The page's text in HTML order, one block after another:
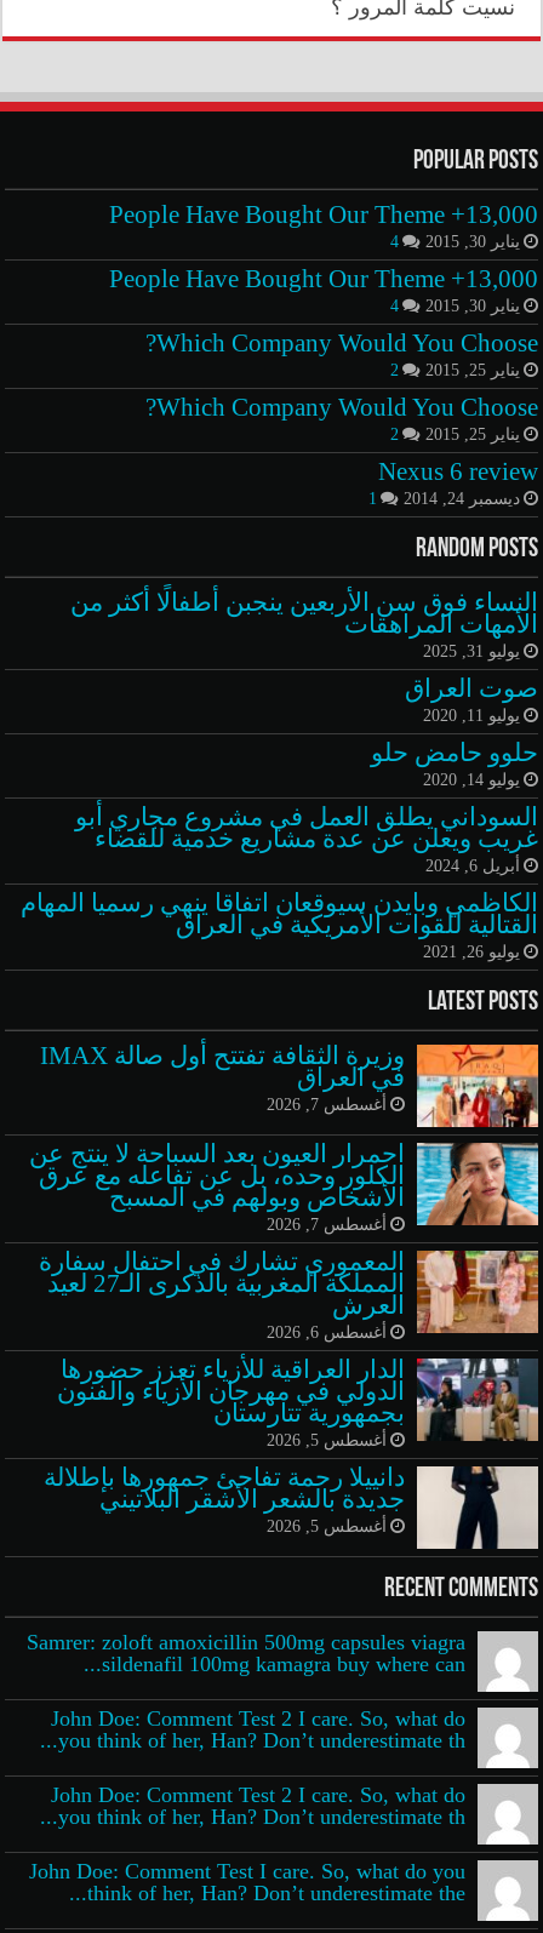
نسيت كلمة المرور ؟
Popular Posts
13,000+ People Have Bought Our Theme
يناير 30, 2015 4
13,000+ People Have Bought Our Theme
يناير 30, 2015 4
Which Company Would You Choose?
يناير 25, 2015 2
Which Company Would You Choose?
يناير 25, 2015 2
Nexus 6 review
ديسمبر 24, 2014 1
Random Posts
النساء فوق سن الأربعين ينجبن أطفالًا أكثر من
الأمهات المراهقات
يوليو 31, 2025
صوت العراق
يوليو 11, 2020
حلوو حامض حلو
يوليو 14, 2020
السوداني يطلق العمل في مشروع مجاري أبو
غريب ويعلن عن عدة مشاريع خدمية للقضاء
أبريل 6, 2024
الكاظمي وبايدن سيوقعان اتفاقا ينهي رسميا المهام
القتالية للقوات الأمريكية في العراق
يوليو 26, 2021
Latest Posts
وزيرة الثقافة تفتتح أول صالة IMAX
في العراق
أغسطس 7, 2026
احمرار العيون بعد السباحة لا ينتج عن
الكلور وحده، بل عن تفاعله مع عرق
الأشخاص وبولهم في المسبح
أغسطس 7, 2026
المعموري تشارك في احتفال سفارة
المملكة المغربية بالذكرى الـ27 لعيد
العرش
أغسطس 6, 2026
الدار العراقية للأزياء تعزز حضورها
الدولي في مهرجان الأزياء والفنون
بجمهورية تتارستان
أغسطس 5, 2026
دانييلا رحمة تفاجئ جمهورها بإطلالة
جديدة بالشعر الأشقر البلاتيني
أغسطس 5, 2026
Recent Comments
Samrer: zoloft amoxicillin 500mg capsules viagra
sildenafil 100mg kamagra buy where can...
John Doe: Comment Test 2 I care. So, what do
you think of her, Han? Don’t underestimate th...
John Doe: Comment Test 2 I care. So, what do
you think of her, Han? Don’t underestimate th...
John Doe: Comment Test I care. So, what do you
think of her, Han? Don’t underestimate the...